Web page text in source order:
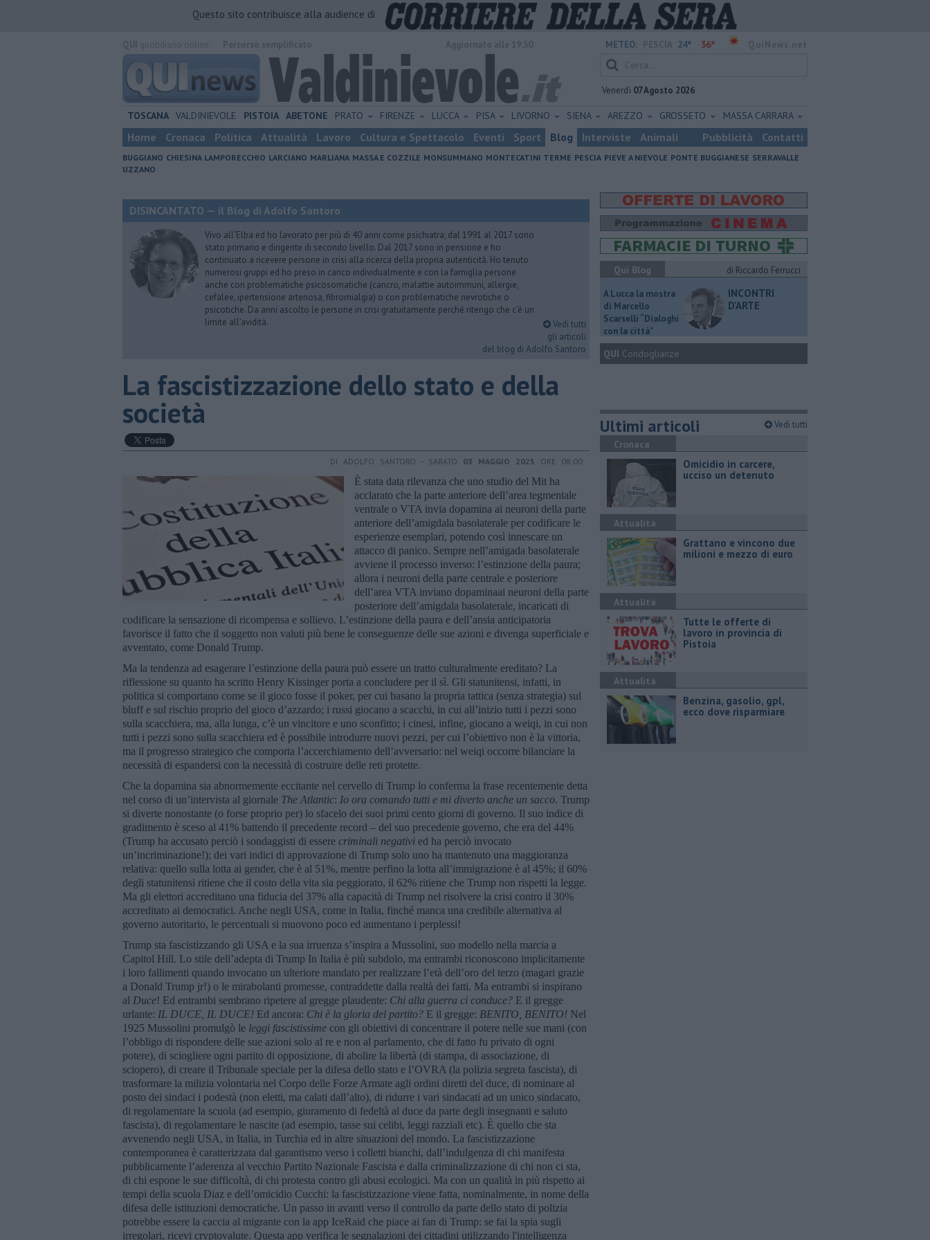
Questo sito contribuisce alla audience di
METEO: 24° 36°
Venerdì 07 Agosto 2026
TOSCANA VALDINIEVOLE PISTOIA ABETONE PRATO FIRENZE LUCCA PISA LIVORNO SIENA AREZZO GROSSETO MASSA CARRARA
Home Cronaca Politica Attualità Lavoro Cultura e Spettacolo Eventi Sport Blog Interviste Animali Pubblicità Contatti
BUGGIANO CHIESINA LAMPORECCHIO LARCIANO MARLIANA MASSA E COZZILE MONSUMMANO MONTECATINI TERME PESCIA PIEVE A NIEVOLE PONTE BUGGIANESE SERRAVALLE
UZZANO
DISINCANTATO — il Blog di Adolfo Santoro
Vivo all’Elba ed ho lavorato per più di 40 anni come psichiatra; dal 1991 al 2017 sono
stato primario e dirigente di secondo livello. Dal 2017 sono in pensione e ho
continuato a ricevere persone in crisi alla ricerca della propria autenticità. Ho tenuto
numerosi gruppi ed ho preso in carico individualmente e con la famiglia persone
anche con problematiche psicosomatiche (cancro, malattie autoimmuni, allergie,
cefalee, ipertensione arteriosa, fibromialgia) o con problematiche nevrotiche o
psicotiche. Da anni ascolto le persone in crisi gratuitamente perché ritengo che c’è un
limite all’avidità.
Vedi tutti
gli articoli
del blog di Adolfo Santoro
​La fascistizzazione dello stato e della
società
DI ADOLFO SANTORO - SABATO 03 MAGGIO 2025 ORE 08:00
È stata data rilevanza che uno studio del Mit ha
acclarato che la parte anteriore dell’area tegmentale
ventrale o VTA invia dopamina ai neuroni della parte
anteriore dell’amigdala basolaterale per codificare le
esperienze esemplari, potendo così innescare un
attacco di panico. Sempre nell’amigada basolaterale
avviene il processo inverso: l’estinzione della paura;
allora i neuroni della parte centrale e posteriore
dell’area VTA inviano dopaminaai neuroni della parte
posteriore dell’amigdala basolaterale, incaricati di
codificare la sensazione di ricompensa e sollievo. L’estinzione della paura e dell’ansia anticipatoria
favorisce il fatto che il soggetto non valuti più bene le conseguenze delle sue azioni e divenga superficiale e
avventato, come Donald Trump.
Ma la tendenza ad esagerare l’estinzione della paura può essere un tratto culturalmente ereditato? La
riflessione su quanto ha scritto Henry Kissinger porta a concludere per il sì. Gli statunitensi, infatti, in
politica si comportano come se il gioco fosse il poker, per cui basano la propria tattica (senza strategia) sul
bluff e sul rischio proprio del gioco d’azzardo; i russi giocano a scacchi, in cui all’inizio tutti i pezzi sono
sulla scacchiera, ma, alla lunga, c’è un vincitore e uno sconfitto; i cinesi, infine, giocano a weiqi, in cui non
tutti i pezzi sono sulla scacchiera ed è possibile introdurre nuovi pezzi, per cui l’obiettivo non è la vittoria,
ma il progresso strategico che comporta l’accerchiamento dell’avversario: nel weiqi occorre bilanciare la
necessità di espandersi con la necessità di costruire delle reti protette.
Che la dopamina sia abnormemente eccitante nel cervello di Trump lo conferma la frase recentemente detta
nel corso di un’intervista al giornale The Atlantic: Io ora comando tutti e mi diverto anche un sacco. Trump
si diverte nonostante (o forse proprio per) lo sfacelo dei suoi primi cento giorni di governo. Il suo indice di
gradimento è sceso al 41% battendo il precedente record – del suo precedente governo, che era del 44%
(Trump ha accusato perciò i sondaggisti di essere criminali negativi ed ha perciò invocato
un’incriminazione!); dei vari indici di approvazione di Trump solo uno ha mantenuto una maggioranza
relativa: quello sulla lotta ai gender, che è al 51%, mentre perfino la lotta all’immigrazione è al 45%; il 60%
degli statunitensi ritiene che il costo della vita sia peggiorato, il 62% ritiene che Trump non rispetti la legge.
Ma gli elettori accreditano una fiducia del 37% alla capacità di Trump nel risolvere la crisi contro il 30%
accreditato ai democratici. Anche negli USA, come in Italia, finché manca una credibile alternativa al
governo autoritario, le percentuali si muovono poco ed aumentano i perplessi!
Trump sta fascistizzando gli USA e la sua irruenza s’inspira a Mussolini, suo modello nella marcia a
Capitol Hill. Lo stile dell’adepta di Trump In Italia è più subdolo, ma entrambi riconoscono implicitamente
i loro fallimenti quando invocano un ulteriore mandato per realizzare l’età dell’oro del terzo (magari grazie
a Donald Trump jr!) o le mirabolanti promesse, contraddette dalla realtà dei fatti. Ma entrambi si inspirano
al Duce! Ed entrambi sembrano ripetere al gregge plaudente: Chi alla guerra ci conduce? E il gregge
urlante: IL DUCE, IL DUCE! Ed ancora: Chi è la gloria del partito? E il gregge: BENITO, BENITO! Nel
1925 Mussolini promulgò le leggi fascistissime con gli obiettivi di concentrare il potere nelle sue mani (con
l’obbligo di rispondere delle sue azioni solo al re e non al parlamento, che di fatto fu privato di ogni
potere), di sciogliere ogni partito di opposizione, di abolire la libertà (di stampa, di associazione, di
sciopero), di creare il Tribunale speciale per la difesa dello stato e l’OVRA (la polizia segreta fascista), di
trasformare la milizia volontaria nel Corpo delle Forze Armate agli ordini diretti del duce, di nominare al
posto dei sindaci i podestà (non eletti, ma calati dall’alto), di ridurre i vari sindacati ad un unico sindacato,
di regolamentare la scuola (ad esempio, giuramento di fedeltà al duce da parte degli insegnanti e saluto
fascista), di regolamentare le nascite (ad esempio, tasse sui celibi, leggi razziali etc). È quello che sta
avvenendo negli USA, in Italia, in Turchia ed in altre situazioni del mondo. La fascistizzazione
contemporanea è caratterizzata dal garantismo verso i colletti bianchi, dall’indulgenza di chi manifesta
pubblicamente l’aderenza al vecchio Partito Nazionale Fascista e dalla criminalizzazione di chi non ci sta,
di chi espone le sue difficoltà, di chi protesta contro gli abusi ecologici. Ma con un qualità in più rispetto ai
tempi della scuola Diaz e dell’omicidio Cucchi: la fascistizzazione viene fatta, nominalmente, in nome della
difesa delle istituzioni democratiche. Un passo in avanti verso il controllo da parte dello stato di polizia
potrebbe essere la caccia al migrante con la app IceRaid che piace ai fan di Trump: se fai la spia sugli
irregolari, ricevi cryptovalute. Questa app verifica le segnalazioni dei cittadini utilizzando l'intelligenza
Qui Blog
di Riccardo Ferrucci
A Lucca la mostra
di Marcello
Scarselli “Dialoghi
con la città"
INCONTRI
D'ARTE
QUI Condoglianze
Ultimi articoli Vedi tutti
Cronaca
Omicidio in carcere,
ucciso un detenuto
Attualità
Grattano e vincono due
milioni e mezzo di euro
Attualità
​Tutte le offerte di
lavoro in provincia di
Pistoia
Attualità
​Benzina, gasolio, gpl,
ecco dove risparmiare